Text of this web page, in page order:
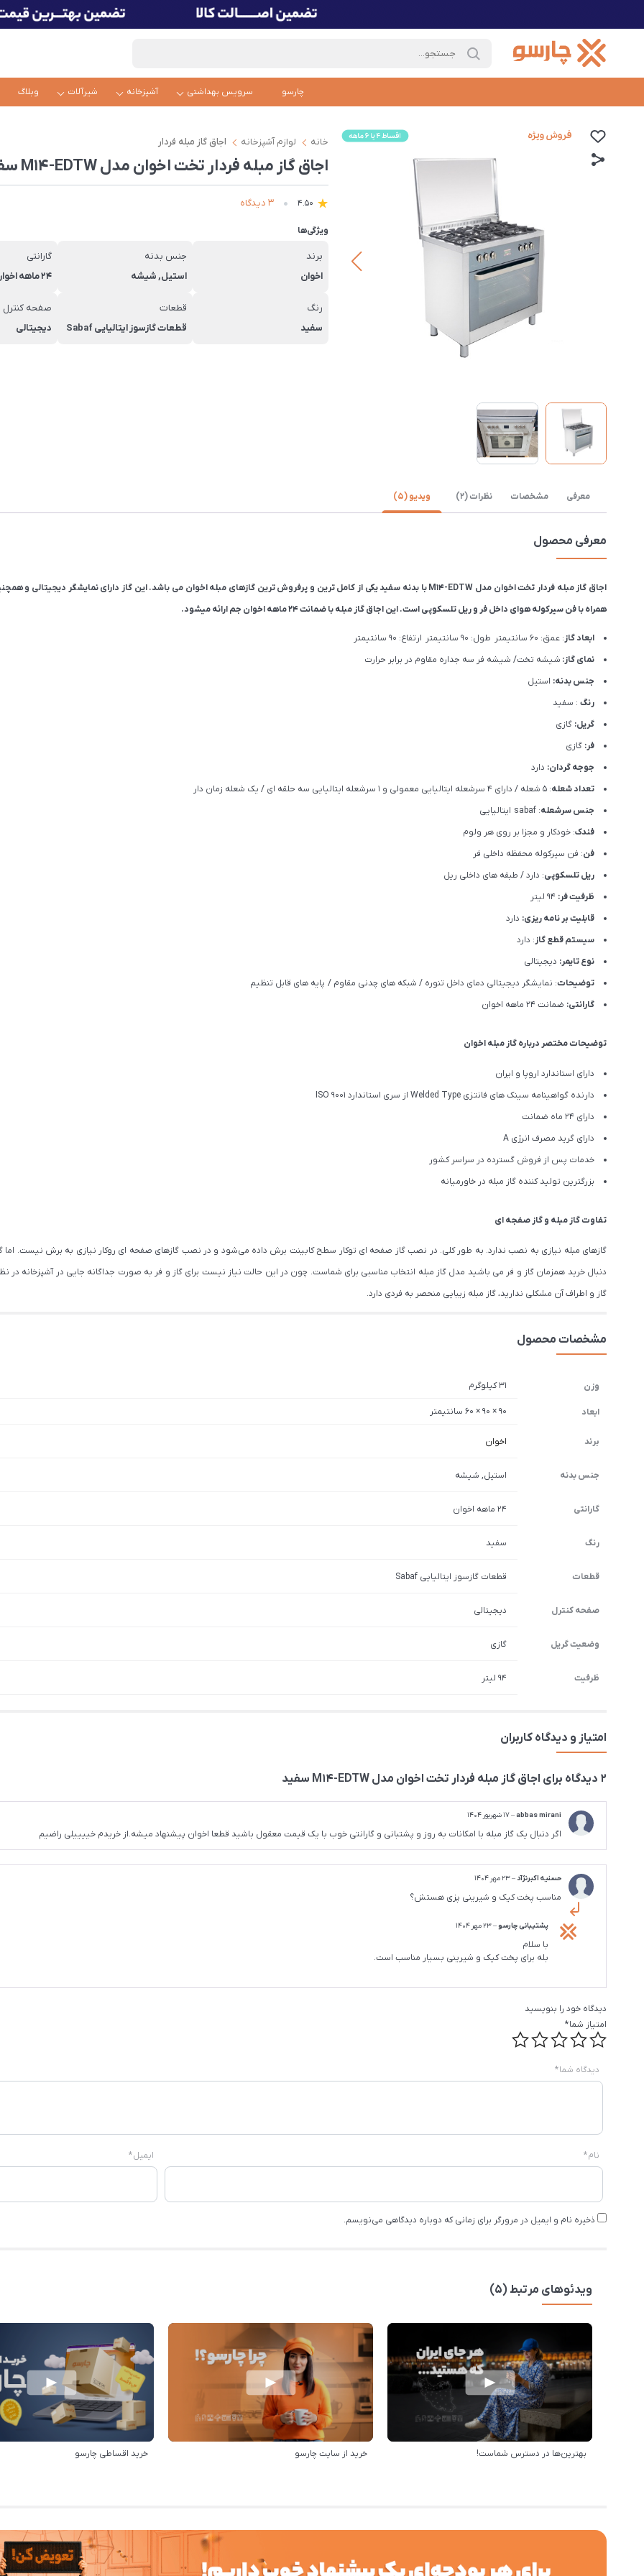
چارسو سرویس بهداشتی آشپزخانه شیرآلات وبلاگ
خانه لوازم آشپزخانه اجاق گاز مبله فردار
اجاق گاز مبله فردار تخت اخوان مدل M14-EDTW سفید
4.50 3 دیدگاه
ویژگی‌ها
برند
اخوان
جنس بدنه
استیل, شیشه
گارانتی
۲۴ ماهه اخوان
رنگ
سفید
قطعات
قطعات گازسوز ایتالیایی Sabaf
صفحه کنترل
دیجیتالی
معرفی مشخصات نظرات (2) ویدیو (5)
معرفی محصول
همراه با فن سیرکوله هوای داخل فر و ریل تلسکوپی است. این اجاق گاز مبله با ضمانت ۲۴ ماهه اخوان جم ارائه میشود.
ابعاد گاز: عمق: 60 سانتیمتر طول: 90 سانتیمتر ارتفاع: 90 سانتیمتر
نمای گاز: شیشه تخت/ شیشه فر سه جداره مقاوم در برابر حرارت
جنس بدنه: استیل
رنگ : سفید
گریل: گازی
فر: گازی
جوجه گردان: دارد
تعداد شعله: 5 شعله / دارای 4 سرشعله ایتالیایی معمولی و 1 سرشعله ایتالیایی سه حلقه ای / یک شعله زمان دار
جنس سرشعله: sabaf ایتالیایی
فندک: خودکار و مجزا بر روی هر ولوم
فن: فن سیرکوله محفظه داخلی فر
ریل تلسکوپی: دارد / طبقه های داخلی ریل
ظرفیت فر:
قابلیت بر نامه ریزی: دارد
سیستم قطع گاز: دارد
نوع تایمر: دیجیتالی
توضیحات: نمایشگر دیجیتالی دمای داخل تنوره / شبکه های چدنی مقاوم / پایه های قابل تنظیم
گارانتی: ضمانت ۲۴ ماهه اخوان
توضیحات مختصر درباره گاز مبله اخوان
دارای استاندارد اروپا و ایران
دارنده گواهینامه سینک های فانتزی Welded Type از سری استاندارد ISO 9001
دارای 24 ماه ضمانت
دارای گرید مصرف انرژی A
خدمات پس از فروش گسترده در سراسر کشور
بزرگترین تولید کننده گاز مبله در خاورمیانه
تفاوت گاز مبله و گاز صفجه ای
گازهای مبله نیازی به نصب ندارد. به طور کلی. در نصب گاز صفحه ای توکار سطح کابینت برش داده می‌شود و در نصب گازهای صفحه ای روکار نیازی به برش نیست. اما
دنبال خرید همزمان گاز و فر می باشید مدل گاز مبله انتخاب مناسبی برای شماست. چون در این حالت نیاز نیست برای گاز و فر به صورت جداگانه جایی در آشپزخانه در
گاز و اطراف آن مشکلی ندارید، گاز مبله زیبایی منحصر به فردی دارد.
مشخصات محصول
وزن 31 کیلوگرم
ابعاد 90 × 90 × 60 سانتیمتر
برند اخوان
جنس بدنه استیل, شیشه
گارانتی ۲۴ ماهه اخوان
رنگ سفید
قطعات قطعات گازسوز ایتالیایی Sabaf
صفحه کنترل دیجیتالی
وضعیت گریل گازی
ظرفیت 94 لیتر
امتیاز و دیدگاه کاربران
2 دیدگاه برای اجاق گاز مبله فردار تخت اخوان مدل M14-EDTW سفید
abbas mirani
–17 شهریور 1404
اگر دنبال یک گاز مبله با امکانات به روز و پشتبانی و گارانتی خوب با یک قیمت معقول باشید قطعا اخوان پیشنهاد میشه.از خریدم خییییلی راضیم
حسنیه اکبرنژآد–23 مهر 1404
مناسب پخت کیک و شیرینی پزی هستش؟
پشتیبانی چارسو–23 مهر 1404
با سلام
بله برای پخت کیک و شیرینی بسیار مناسب است.
دیدگاه خود را بنویسید
امتیاز شما*
دیدگاه شما*
نام* ایمیل*
ذخیره نام و ایمیل در مرورگر برای زمانی که دوباره دیدگاهی می‌نویسم.
ویدئوهای مرتبط (5)
بهترین‌ها در دسترس شماست! خرید از سایت چارسو خرید اقساطی چارسو